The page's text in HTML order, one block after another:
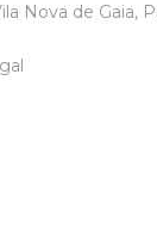
Nova de Gaia,